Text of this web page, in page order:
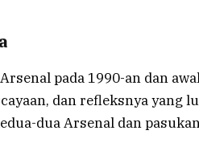
pada 1990-an dan
dan refleksnya yang
dua Arsenal dan